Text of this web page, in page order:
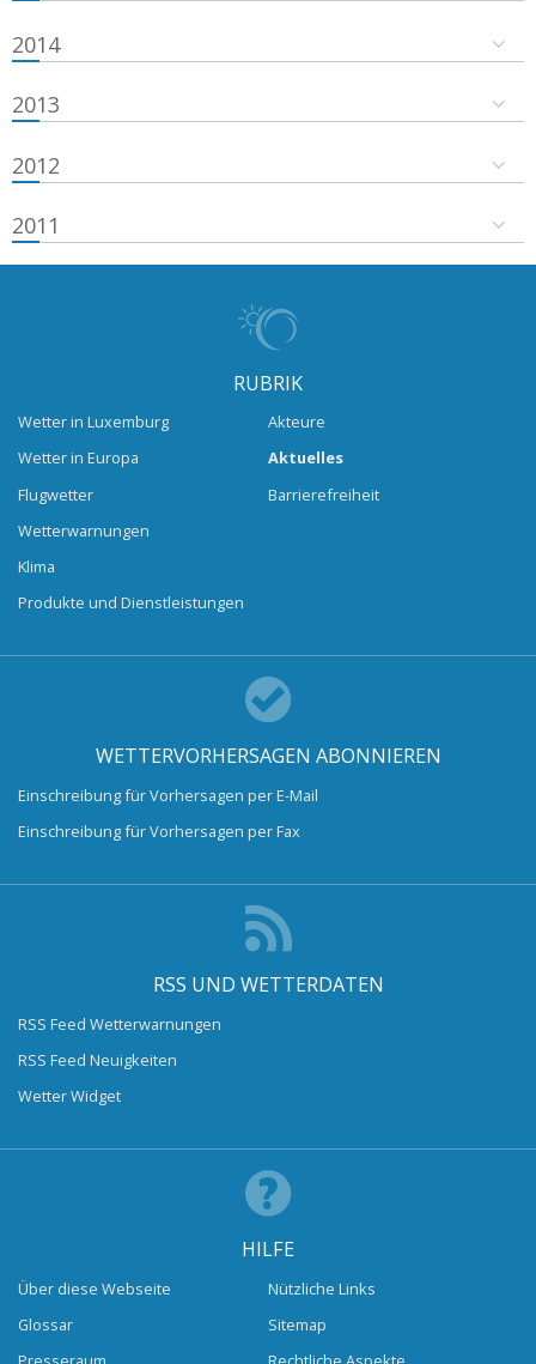
2014
2013
2012
2011
RUBRIK
Wetter in Luxemburg
Wetter in Europa
Flugwetter
Wetterwarnungen
Klima
Produkte und Dienstleistungen
Akteure
Aktuelles
Barrierefreiheit
WETTERVORHERSAGEN ABONNIEREN
Einschreibung für Vorhersagen per E-Mail
Einschreibung für Vorhersagen per Fax
RSS UND WETTERDATEN
RSS Feed Wetterwarnungen
RSS Feed Neuigkeiten
Wetter Widget
HILFE
Über diese Webseite
Glossar
Nützliche Links
Sitemap